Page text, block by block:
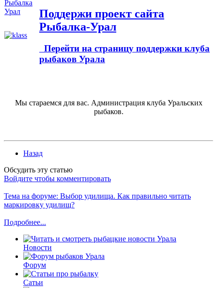
Поддержи проект сайта
Рыбалка-Урал
Перейти на страницу поддержки клуба
рыбаков Урала
Мы стараемся для вас. Администрация клуба Уральских
рыбаков.
Назад
Обсудить эту статью
Войдите чтобы комментировать
Тема на форуме: Выбор удилища. Как правильно читать
маркировку удилищ?
Подробнее...
Новости
Форум
Сатьи